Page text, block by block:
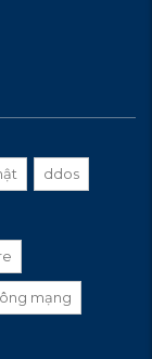
ddos
mạng